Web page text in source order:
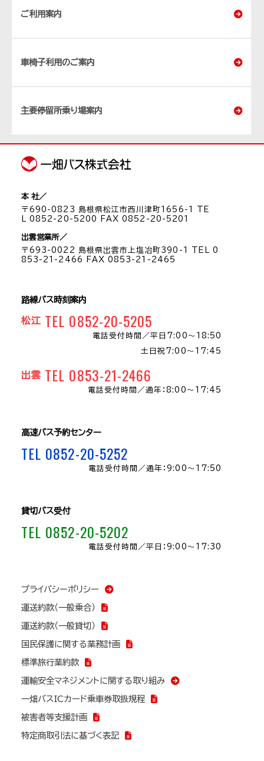
ご利用案内
車椅子利用のご案内
主要停留所乗り場案内
本 社／
〒690-0823 島根県松江市西川津町1656-1 TE
L 0852-20-5200 FAX 0852-20-5201
出雲営業所／
〒693-0022 島根県出雲市上塩冶町390-1 TEL 0
853-21-2466 FAX 0853-21-2465
路線バス時刻案内
松江 TEL 0852-20-5205
電話受付時間／平日7:00～18:50
土日祝7:00～17:45
出雲 TEL 0853-21-2466
電話受付時間／通年：8:00〜17:45
高速バス予約センター
TEL 0852-20-5252
電話受付時間／通年：9:00～17:50
貸切バス受付
TEL 0852-20-5202
電話受付時間／平日：9:00～17:30
プライバシーポリシー
運送約款（一般乗合）
運送約款（一般貸切）
国民保護に関する業務計画
標準旅行業約款
運輸安全マネジメントに関する取り組み
一畑バスICカード乗車券取扱規程
被害者等支援計画
特定商取引法に基づく表記